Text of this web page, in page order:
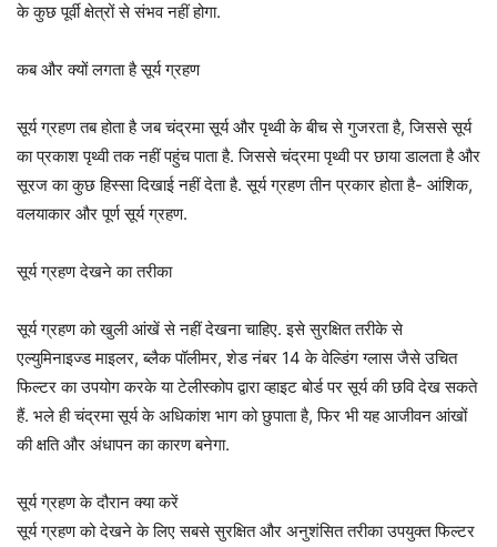
के कुछ पूर्वी क्षेत्रों से संभव नहीं होगा.
कब और क्यों लगता है सूर्य ग्रहण
सूर्य ग्रहण तब होता है जब चंद्रमा सूर्य और पृथ्वी के बीच से गुजरता है, जिससे सूर्य
का प्रकाश पृथ्वी तक नहीं पहुंच पाता है. जिससे चंद्रमा पृथ्वी पर छाया डालता है और
सूरज का कुछ हिस्सा दिखाई नहीं देता है. सूर्य ग्रहण तीन प्रकार होता है- आंशिक,
वलयाकार और पूर्ण सूर्य ग्रहण.
सूर्य ग्रहण देखने का तरीका
सूर्य ग्रहण को खुली आंखें से नहीं देखना चाहिए. इसे सुरक्षित तरीके से
एल्युमिनाइज्ड माइलर, ब्लैक पॉलीमर, शेड नंबर 14 के वेल्डिंग ग्लास जैसे उचित
फिल्टर का उपयोग करके या टेलीस्कोप द्वारा व्हाइट बोर्ड पर सूर्य की छवि देख सकते
हैं. भले ही चंद्रमा सूर्य के अधिकांश भाग को छुपाता है, फिर भी यह आजीवन आंखों
की क्षति और अंधापन का कारण बनेगा.
सूर्य ग्रहण के दौरान क्या करें
सूर्य ग्रहण को देखने के लिए सबसे सुरक्षित और अनुशंसित तरीका उपयुक्त फिल्टर